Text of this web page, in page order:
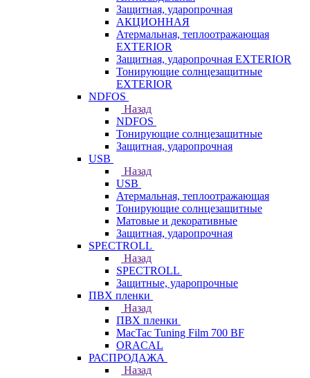
Защитная, ударопрочная
АКЦИОННАЯ
Атермальная, теплоотражающая
EXTERIOR
Защитная, ударопрочная EXTERIOR
Тонирующие солнцезащитные
EXTERIOR
NDFOS
Назад
NDFOS
Тонирующие солнцезащитные
Защитная, ударопрочная
USB
Назад
USB
Атермальная, теплоотражающая
Тонирующие солнцезащитные
Матовые и декоративные
Защитная, ударопрочная
SPECTROLL
Назад
SPECTROLL
Защитные, ударопрочные
ПВХ пленки
Назад
ПВХ пленки
MacTac Tuning Film 700 BF
ORACAL
РАСПРОДАЖА
Назад